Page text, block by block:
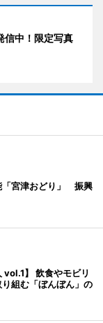
信中！限定写真
「宮津おどり」 振興
vol.1】 飲食やモビリ
組む「ぼんぼん」の